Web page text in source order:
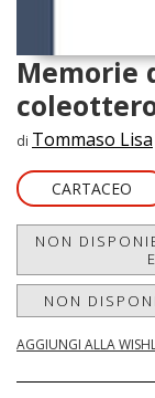
Memorie
di Tommaso Lisa
CARTACEO
NON
NON
AGGIUNGI ALLA